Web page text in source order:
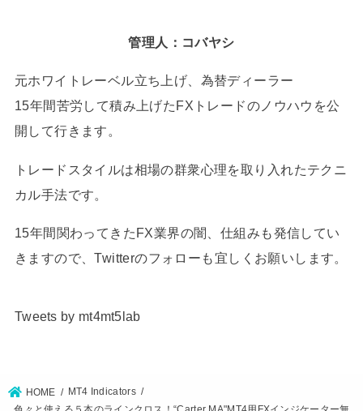
管理人：コバヤシ
元ホワイトレーベル立ち上げ、為替ディーラー
15年間苦労して積み上げたFXトレードのノウハウを公
開して行きます。
トレードスタイルは相場の群衆心理を取り入れたテクニ
カル手法です。
15年間関わってきたFX業界の闇、仕組みも発信してい
きますので、Twitterのフォローも宜しくお願いします。
Tweets by mt4mt5lab
HOME
MT4 Indicators
色々と使える５本のラインクロス！“Carter MA"MT4用FXインジケーター無